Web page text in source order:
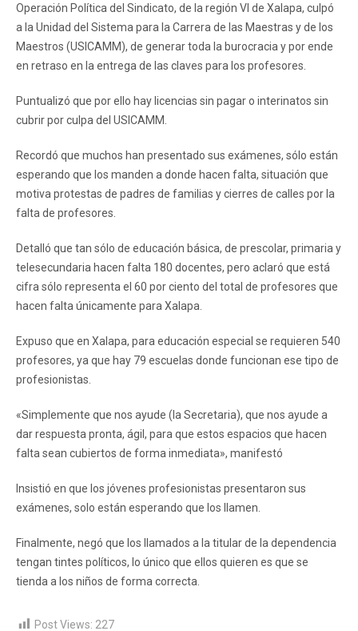
Operación Política del Sindicato, de la región VI de Xalapa, culpó
a la Unidad del Sistema para la Carrera de las Maestras y de los
Maestros (USICAMM), de generar toda la burocracia y por ende
en retraso en la entrega de las claves para los profesores.
Puntualizó que por ello hay licencias sin pagar o interinatos sin
cubrir por culpa del USICAMM.
Recordó que muchos han presentado sus exámenes, sólo están
esperando que los manden a donde hacen falta, situación que
motiva protestas de padres de familias y cierres de calles por la
falta de profesores.
Detalló que tan sólo de educación básica, de prescolar, primaria y
telesecundaria hacen falta 180 docentes, pero aclaró que está
cifra sólo representa el 60 por ciento del total de profesores que
hacen falta únicamente para Xalapa.
Expuso que en Xalapa, para educación especial se requieren 540
profesores, ya que hay 79 escuelas donde funcionan ese tipo de
profesionistas.
«Simplemente que nos ayude (la Secretaria), que nos ayude a
dar respuesta pronta, ágil, para que estos espacios que hacen
falta sean cubiertos de forma inmediata», manifestó
Insistió en que los jóvenes profesionistas presentaron sus
exámenes, solo están esperando que los llamen.
Finalmente, negó que los llamados a la titular de la dependencia
tengan tintes políticos, lo único que ellos quieren es que se
tienda a los niños de forma correcta.
Post Views: 227